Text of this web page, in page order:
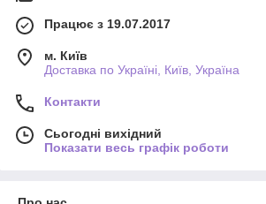
Працює з 19.07.2017
м. Київ
Доставка по Україні, Київ, Україна
Контакти
Сьогодні вихідний
Показати весь графік роботи